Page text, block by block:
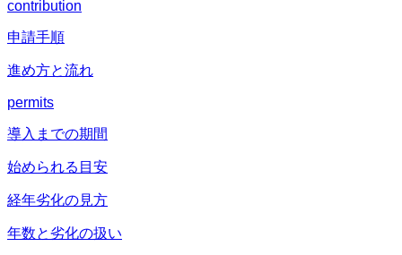
contribution
申請手順
進め方と流れ
permits
導入までの期間
始められる目安
経年劣化の見方
年数と劣化の扱い